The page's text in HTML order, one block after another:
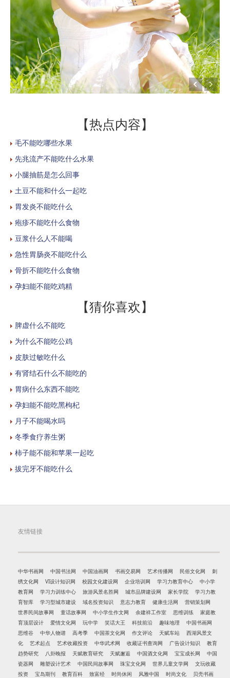
【热点内容】
毛不能吃哪些水果
先兆流产不能吃什么水果
小腿抽筋是怎么回事
土豆不能和什么一起吃
胃发炎不能吃什么
疱疹不能吃什么食物
豆浆什么人不能喝
急性胃肠炎不能吃什么
骨折不能吃什么食物
孕妇能不能吃鸡精
【猜你喜欢】
脾虚什么不能吃
为什么不能吃公鸡
皮肤过敏吃什么
有肾结石什么不能吃的
胃病什么东西不能吃
孕妇能不能吃黑枸杞
月子不能喝水吗
冬季食疗养生粥
柿子能不能和苹果一起吃
拔完牙不能吃什么
友情链接
中华书画网 中国书法网 中国油画网 书画交易网 艺术传播网 民俗文化网
刺
绣文化网
VI设计知识网 校园文化建设网 企业培训网 学习力教育中心
中小学
教育网
学习力训练中心 旅游风景名胜网 城市品牌建设网 家长学院
学习力教
育智库
学习型城市建设 域名投资知识 意志力教育 健康生活网
营销策划网
世界民间故事网
童话故事网 中小学生作文网 余建祥工作室 思维训练
家庭教
育顶层设计
爱情文化网 玩中学 笑话大王 科技前沿 趣味地理
中国书画网
思维谷
中华人物谱 高考季 中国茶文化网 作文评论 天赋车站
西湖风景文
化
艺术起点 艺术收藏投资 中华武术网 收藏证书查询网 广告设计知识
教育
趋势研究
八卦晚报 天赋教育研究 天赋邂逅 中国酒文化网 宝宝成长网
中国
瓷器网
雕塑设计艺术 中国民间故事网 珠宝文化网 世界儿童文学网
文玩收藏
投资
宝岛期刊 教育百科 致富经 时尚休闲 风雅中国 时尚文化 贝壳书画